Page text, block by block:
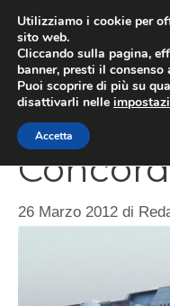
contenuto
Gita su
26 Marzo 2012 di
Utilizziamo i cookie per
sito web.
Cliccando sulla pagina,
banner, presti il
Puoi scoprire di più su
disattivarli nelle
Accetta